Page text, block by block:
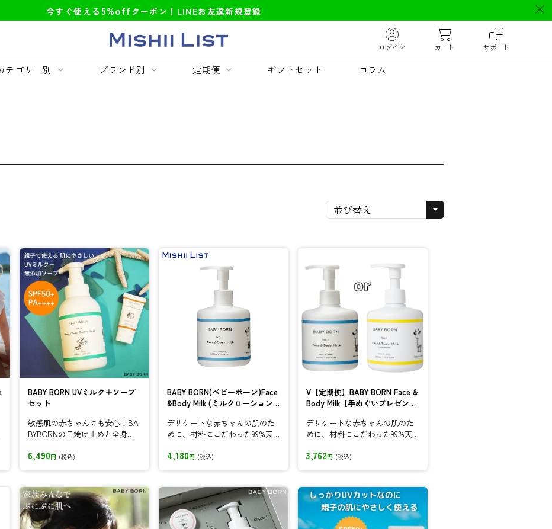
今すぐ使える 5%off クーポン！LINEお友達新規登録
ログイン カート サポート
テゴリー別 ブランド別 定期便 ギフトセット コラム
BABY BORN UVミルク＋ソープ
セット
敏感肌の赤ちゃんにも安心！BA
BYBORNの日焼け止めと全身ソ
わり...
6,490円 (税込)
BABY BORN(ベビーボーン)Face
&Body Milk (ミルクローション)
デリケートな赤ちゃんの肌のた
めに、材料にこだわった99%天
4,180円 (税込)
V【定期便】BABY BORN Face &
Body Milk【手ぬぐいプレゼン
デリケートな赤ちゃんの肌のた
めに、材料にこだわった99%天
3,762円 (税込)